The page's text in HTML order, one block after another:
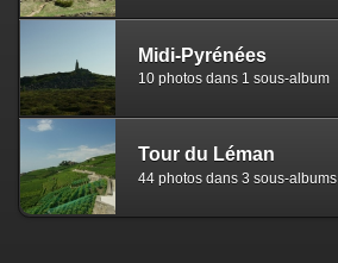
Midi-Pyrénées
10 photos dans 1 sous-album
Tour du Léman
44 photos dans 3 sous-albums